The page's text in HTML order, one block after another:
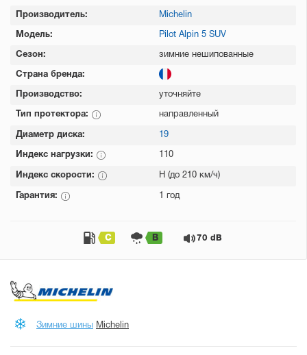
Производитель: Michelin
Модель: Pilot Alpin 5 SUV
Сезон: зимние нешипованные
Страна бренда:
Производство: уточняйте
Тип протектора: направленный
Диаметр диска: 19
Индекс нагрузки: 110
Индекс скорости: H (до 210 км/ч)
Гарантия: 1 год
C B 70 dB
Зимние шины Michelin